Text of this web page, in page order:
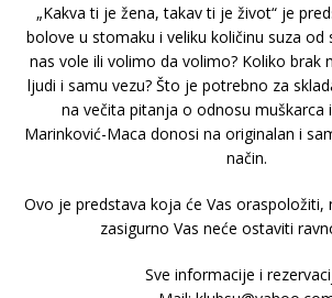
„Kakva ti je žena, takav ti je život“ je
bolove u stomaku i veliku količinu suza od
nas vole ili volimo da volimo? Koliko brak
ljudi i samu vezu? Što je potrebno za
na večita pitanja o odnosu muškarca
Marinković-Maca donosi na originalan i
način.
Ovo je predstava koja će Vas oraspoložiti,
zasigurno Vas neće ostaviti
Sve informacije i